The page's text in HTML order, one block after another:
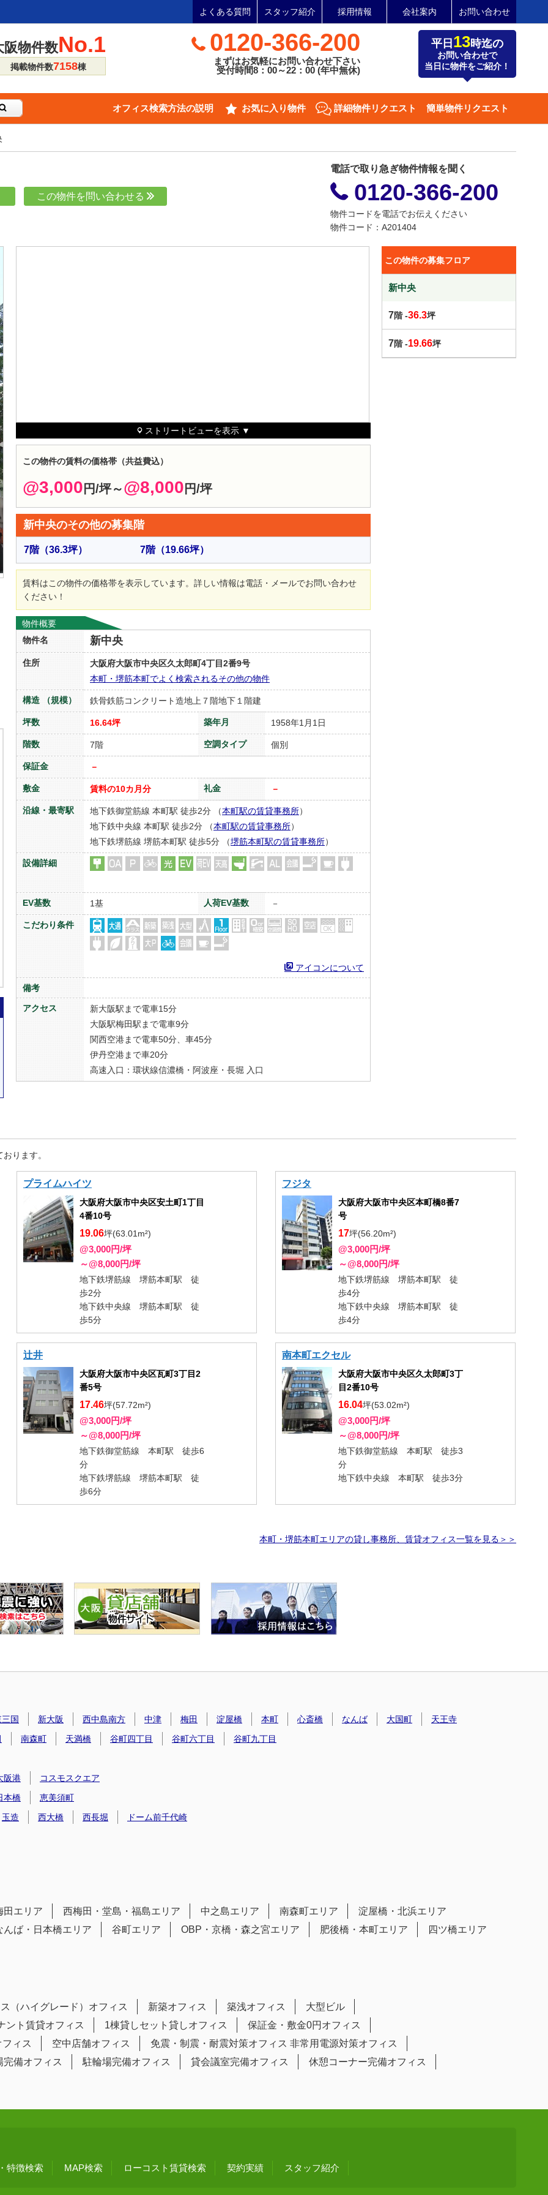
よくある質問 スタッフ紹介 採用情報 会社案内 お問い合わせ
阪物件数No.1
掲載物件数7158棟
0120-366-200
まずはお気軽にお問い合わせ下さい
受付時間8：00～22：00 (年中無休)
平日 13時迄の
お問い合わせで
当日に物件をご紹介！
オフィス検索方法の説明 お気に入り物件 詳細物件リクエスト 簡単物件リクエスト
この物件を問い合わせる
電話で取り急ぎ物件情報を聞く
0120-366-200
物件コードを電話でお伝えください
物件コード：A201404
ストリートビューを表示 ▼
この物件の賃料の価格帯（共益費込）
@3,000 円/坪～@8,000 円/坪
新中央のその他の募集階
7階（36.3坪） 7階（19.66坪）
賃料はこの物件の価格帯を表示しています。詳しい情報は電話・メールでお問い合わせ
ください！
物件概要
物件名
新中央
住所
大阪府大阪市中央区久太郎町4丁目2番9号
本町・堺筋本町でよく検索されるその他の物件
構造 （規模） 鉄骨鉄筋コンクリート造地上７階地下１階建
坪数 16.64坪 築年月 1958年1月1日
階数 7階 空調タイプ 個別
保証金 －
敷金 賃料の10カ月分 礼金 －
沿線・最寄駅 地下鉄御堂筋線 本町駅 徒歩2分 （本町駅の賃貸事務所）
地下鉄中央線 本町駅 徒歩2分 （本町駅の賃貸事務所）
地下鉄堺筋線 堺筋本町駅 徒歩5分 （堺筋本町駅の賃貸事務所）
設備詳細
EV基数 1基 人荷EV基数 －
こだわり条件
アイコンについて
備考
アクセス
新大阪駅まで電車15分
大阪駅梅田駅まで電車9分
関西空港まで電車50分、車45分
伊丹空港まで車20分
高速入口：環状線信濃橋・阿波座・長堀 入口
この物件の募集フロア
新中央
7階 -36.3坪
7階 -19.66坪
ります。
プライムハイツ
大阪府大阪市中央区安土町1丁目
4番10号
19.06坪(63.01m²)
@3,000円/坪
～@8,000円/坪
地下鉄堺筋線 堺筋本町駅 徒
歩2分
地下鉄中央線 堺筋本町駅 徒
歩5分
フジタ
大阪府大阪市中央区本町橋8番7
号
17坪(56.20m²)
@3,000円/坪
～@8,000円/坪
地下鉄堺筋線 堺筋本町駅 徒
歩4分
地下鉄中央線 堺筋本町駅 徒
歩4分
辻井
大阪府大阪市中央区瓦町3丁目2
番5号
17.46坪(57.72m²)
@3,000円/坪
～@8,000円/坪
地下鉄御堂筋線 本町駅 徒歩6
分
地下鉄堺筋線 堺筋本町駅 徒
歩6分
南本町エクセル
大阪府大阪市中央区久太郎町3丁
目2番10号
16.04坪(53.02m²)
@3,000円/坪
～@8,000円/坪
地下鉄御堂筋線 本町駅 徒歩3
分
地下鉄中央線 本町駅 徒歩3分
本町・堺筋本町エリアの貸し事務所、賃貸オフィス一覧を見る＞＞
国 新大阪 西中島南方 中津 梅田 淀屋橋 本町 心斎橋 なんば 大国町
天王寺
南森町 天満橋 谷町四丁目 谷町六丁目 谷町九丁目
阪港
コスモスクエア
本橋
恵美須町
玉造
西大橋 西長堀 ドーム前千代崎
田エリア 西梅田・堂島・福島エリア 中之島エリア 南森町エリア
淀屋橋・北浜エリア
んば・日本橋エリア
谷町エリア OBP・京橋・森之宮エリア 肥後橋・本町エリア 四ツ橋エリア
（ハイグレード）オフィス 新築オフィス 築浅オフィス
大型ビル
ント賃貸オフィス
1棟貸しセット貸しオフィス
保証金・敷金0円オフィス
ィス
空中店舗オフィス 免震・制震・耐震対策オフィス 非常用電源対策オフィス
完備オフィス
駐輪場完備オフィス 貸会議室完備オフィス 休憩コーナー完備オフィス
特徴検索 MAP検索 ローコスト賃貸検索 契約実績 スタッフ紹介